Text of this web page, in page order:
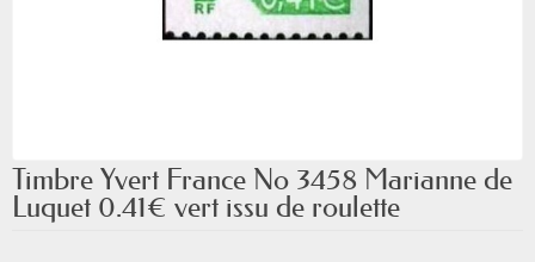
Timbre Yvert France No 3458 Marianne de
Luquet 0.41€ vert issu de roulette